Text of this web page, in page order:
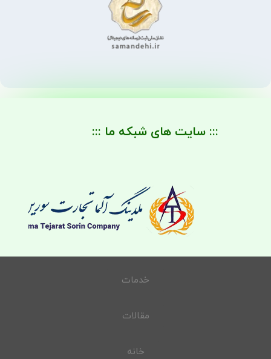
::: سایت های شبکه ما :::
خدمات
مقالات
خانه